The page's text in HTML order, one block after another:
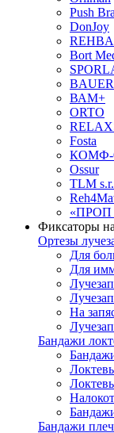
Push
DonJoy
Bort
ВАМ+
ORTO
Fosta
КОМФ-
Ossur
TLM
«ПРОП
Фиксаторы
Ортезы
Для
Для
На
Бандажи
Бандажи